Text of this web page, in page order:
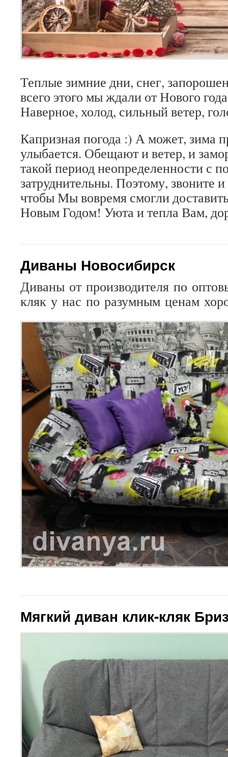
Теплые зимние дни, снег,
всего этого мы ждали от Нового
Наверное, холод, сильный ветер,
Капризная погода :) А может, зима
улыбается. Обещают и ветер, и
такой период неопределенности с
затруднительны. Поэтому, звоните и
чтобы Мы вовремя смогли
Новым Годом! Уюта и тепла Вам,
Диваны Новосибирск
Диваны от производителя по
кляк у нас по разумным ценам
Мягкий диван клик-кляк